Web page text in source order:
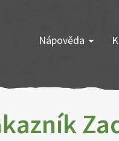
Nápověda